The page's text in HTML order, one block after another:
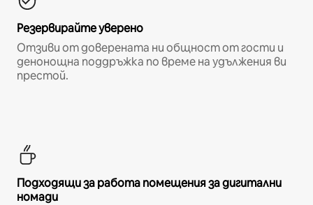
Резервирайте уверено
Отзиви от доверената ни общност от гости и
денонощна поддръжка по време на удължения ви
престой.
Подходящи за работа помещения за дигитални
номади